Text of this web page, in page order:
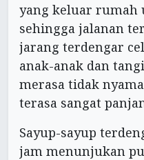
yang keluar
sehingga jalanan
jarang terdengar
anak-anak dan
merasa tidak
terasa sangat
Sayup-sayup
jam menunjukan